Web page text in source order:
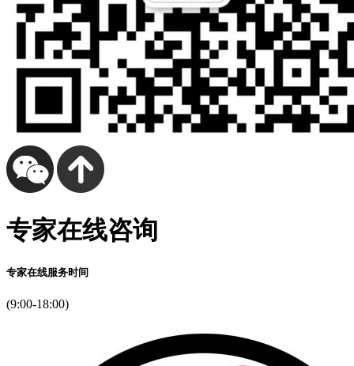
专家在线咨询
专家在线服务时间
(9:00-18:00)